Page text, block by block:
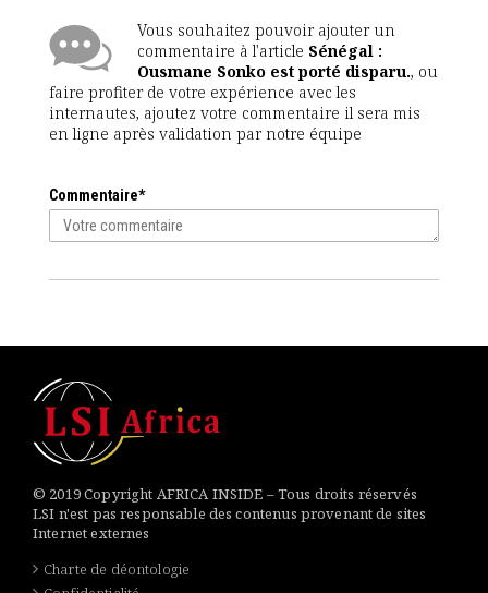
Vous souhaitez pouvoir ajouter un
commentaire à l'article Sénégal :
Ousmane Sonko est porté disparu., ou
faire profiter de votre expérience avec les
internautes, ajoutez votre commentaire il sera mis
en ligne après validation par notre équipe
Commentaire*
© 2019 Copyright AFRICA INSIDE – Tous droits réservés
LSI n'est pas responsable des contenus provenant de sites
Internet externes
Charte de déontologie